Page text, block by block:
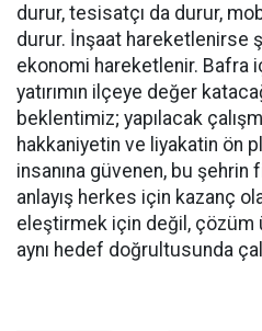
durur, tesisatçı da durur,
durur. İnşaat hareketlenirse
ekonomi hareketlenir. Bafra
yatırımın ilçeye değer
beklentimiz; yapılacak
hakkaniyetin ve liyakatin ön
insanına güvenen, bu şehrin
anlayış herkes için kazanç
eleştirmek için değil, çözüm
aynı hedef doğrultusunda